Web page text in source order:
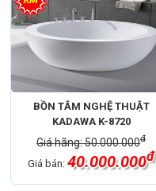
BỒN TẮM NGHỆ THUẬT
KADAWA K-8720
Giá hãng: 50.000.000đ
Giá bán:40.000.000đ